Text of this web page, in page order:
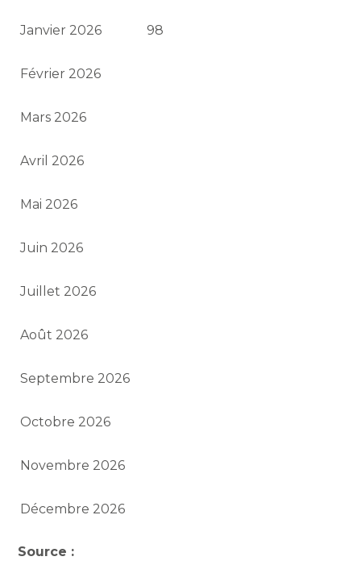
Janvier 2026 98
Février 2026
Mars 2026
Avril 2026
Mai 2026
Juin 2026
Juillet 2026
Août 2026
Septembre 2026
Octobre 2026
Novembre 2026
Décembre 2026
Source :